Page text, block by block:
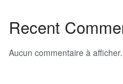
Recent
Aucun commentaire à afficher.